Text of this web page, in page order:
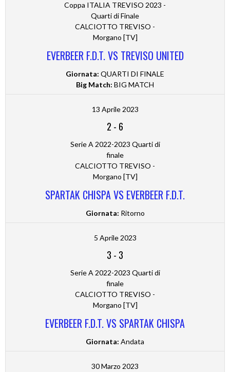
Coppa ITALIA TREVISO 2023 -
Quarti di Finale
CALCIOTTO TREVISO -
Morgano [TV]
EVERBEER F.D.T. VS TREVISO UNITED
Giornata: QUARTI DI FINALE
Big Match: BIG MATCH
13 Aprile 2023
2 - 6
Serie A 2022-2023 Quarti di
finale
CALCIOTTO TREVISO -
Morgano [TV]
SPARTAK CHISPA VS EVERBEER F.D.T.
Giornata: Ritorno
5 Aprile 2023
3 - 3
Serie A 2022-2023 Quarti di
finale
CALCIOTTO TREVISO -
Morgano [TV]
EVERBEER F.D.T. VS SPARTAK CHISPA
Giornata: Andata
30 Marzo 2023